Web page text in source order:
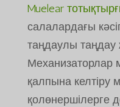
Muelear
салалардағы
таңдаулы таңдау
Механизаторлар
қалпына
қолөнершілерге